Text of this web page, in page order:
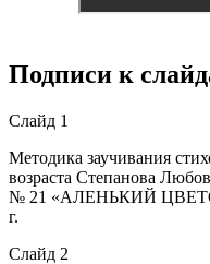
Подписи к
Слайд 1
Методика заучивания
возраста Степанова
№ 21 «АЛЕНЬКИЙ
г.
Слайд 2